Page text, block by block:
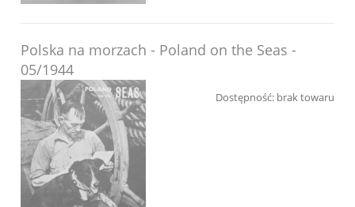
Polska na morzach - Poland on the Seas -
05/1944
Dostępność: brak towaru